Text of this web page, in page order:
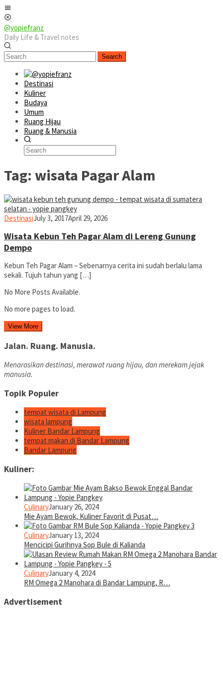
Skip
to
content
@yopiefranz
Daily Life & Travel notes
Search
Destinasi
Kuliner
Budaya
Umum
Ruang Hijau
Ruang & Manusia
Tag: wisata Pagar Alam
Destinasiyopiefranz
July 3, 2017April 29, 2026
Wisata Kebun Teh Pagar Alam di Lereng Gunung
Dempo
Kebun Teh Pagar Alam – Sebenarnya cerita ini sudah berlalu lama
sekali. Tujuh tahun yang […]
No More Posts Available.
No more pages to load.
View More
Jalan. Ruang. Manusia.
Menarasikan destinasi, merawat ruang hijau, dan merekam jejak
manusia.
Topik Populer
tempat wisata di Lampung
wisata lampung
Kuliner Bandar Lampung
tempat makan di Bandar Lampung
Bandar Lampung
Kuliner:
CulinaryJanuary 26, 2024
Mie Ayam Bewok, Kuliner Favorit di Pusat…
CulinaryJanuary 13, 2024
Mencicipi Gurihnya Sop Bule di Kalianda
CulinaryJanuary 4, 2024
RM Omega 2 Manohara di Bandar Lampung, R…
Advertisement